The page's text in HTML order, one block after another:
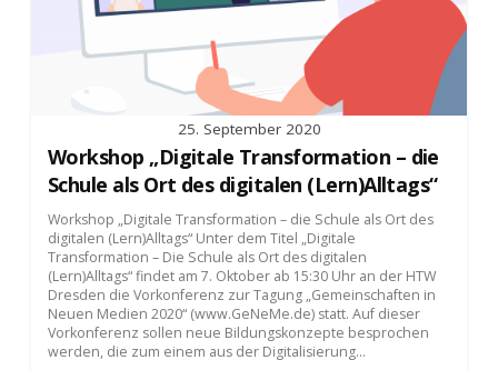
25. September 2020
Workshop „Digitale Transformation – die
Schule als Ort des digitalen (Lern)Alltags“
Workshop „Digitale Transformation – die Schule als Ort des
digitalen (Lern)Alltags“ Unter dem Titel „Digitale
Transformation – Die Schule als Ort des digitalen
(Lern)Alltags“ findet am 7. Oktober ab 15:30 Uhr an der HTW
Dresden die Vorkonferenz zur Tagung „Gemeinschaften in
Neuen Medien 2020“ (www.GeNeMe.de) statt. Auf dieser
Vorkonferenz sollen neue Bildungskonzepte besprochen
werden, die zum einem aus der Digitalisierung...